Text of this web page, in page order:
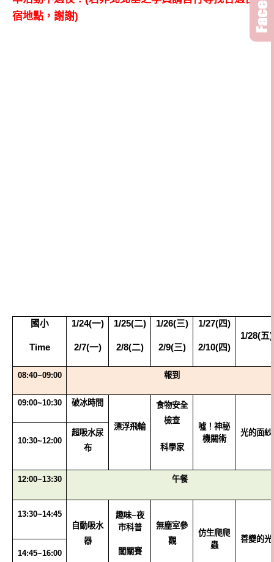
宿地點，謝謝)
國小
Time
1/24(一)
2/7(一)
1/25(二)
2/8(二)
1/26(三)
2/9(三)
1/27(四)
2/10(四)
1/28(五)
08:40~09:00 報到
09:00~10:30 破冰時間
漂浮飛輪
食物安全
檢查
科學家
噓！神秘
機關術
光的面紗
10:30~12:00
超吸水尿
布
12:00~13:30 午餐
13:30~14:45
自動吸水
器
趣味~夜
市科普
闖關賽
無塵室參
觀
仿生爬爬
蟲
善變的光
14:45~16:00